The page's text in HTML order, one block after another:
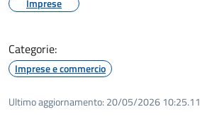
Categorie:
Imprese e commercio
Ultimo aggiornamento: 20/05/2026 10:25.11